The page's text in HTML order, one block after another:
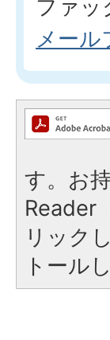
ファ
メー
す。お
Reader
リック
トール